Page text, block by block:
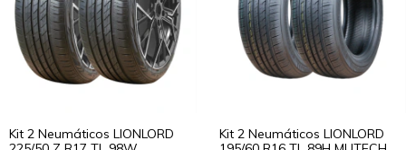
Kit 2 Neumáticos LIONLORD
Kit 2 Neumáticos LIONLORD